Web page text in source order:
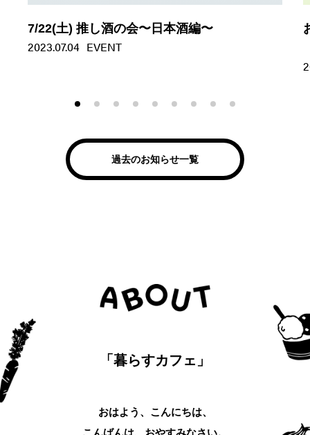
7/22(土) 推し酒の会〜日本酒編〜
2023.07.04 EVENT
過去のお知らせ一覧
「暮らすカフェ」
おはよう、こんにちは、
こんばんは、おやすみなさい。